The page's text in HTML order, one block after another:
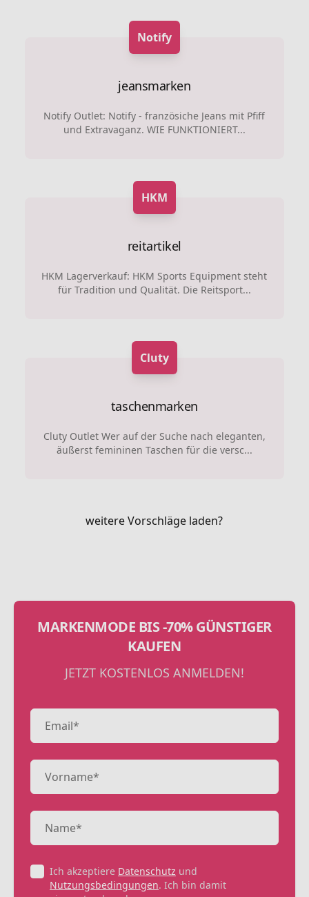
Notify
jeansmarken
Notify Outlet: Notify - französiche Jeans mit Pfiff
und Extravaganz. WIE FUNKTIONIERT...
HKM
reitartikel
HKM Lagerverkauf: HKM Sports Equipment steht
für Tradition und Qualität. Die Reitsport...
Cluty
taschenmarken
Cluty Outlet Wer auf der Suche nach eleganten,
äußerst femininen Taschen für die versc...
weitere Vorschläge laden?
MARKENMODE BIS -70% GÜNSTIGER
KAUFEN
JETZT KOSTENLOS ANMELDEN!
Ich akzeptiere Datenschutz und
Nutzungsbedingungen. Ich bin damit